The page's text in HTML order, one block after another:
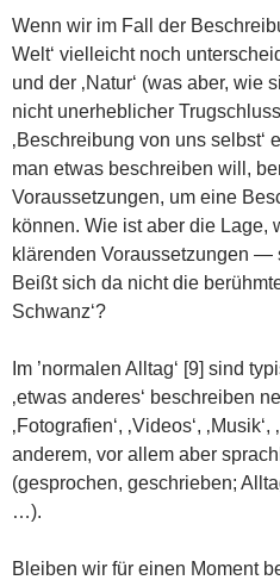
Wenn wir im Fall der
Welt‘ vielleicht noch
und der ‚Natur‘ (was aber, wie
nicht unerheblicher
‚Beschreibung von uns selbst‘
man etwas beschreiben will,
Voraussetzungen, um eine
können. Wie ist aber die
klärenden Voraussetzungen
Beißt sich da nicht die
Schwanz‘?
Im ’normalen Alltag‘ [9] sind
‚etwas anderes‘ beschreiben
‚Fotografien‘, ‚Videos‘,
anderem, vor allem aber
(gesprochen, geschrieben;
…).
Bleiben wir für einen Moment